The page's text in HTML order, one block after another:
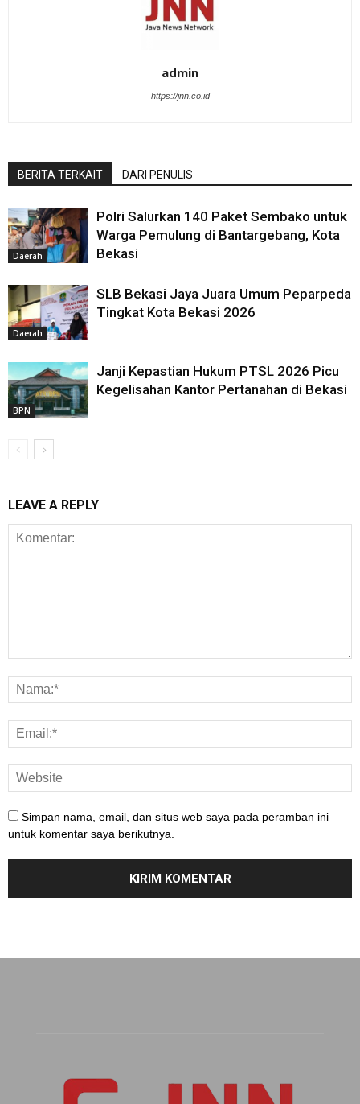
admin
https://jnn.co.id
BERITA TERKAIT DARI PENULIS
Daerah
Polri Salurkan 140 Paket Sembako untuk
Warga Pemulung di Bantargebang, Kota
Bekasi
Daerah
SLB Bekasi Jaya Juara Umum Peparpeda
Tingkat Kota Bekasi 2026
BPN
Janji Kepastian Hukum PTSL 2026 Picu
Kegelisahan Kantor Pertanahan di Bekasi
LEAVE A REPLY
Simpan nama, email, dan situs web saya pada peramban ini
untuk komentar saya berikutnya.